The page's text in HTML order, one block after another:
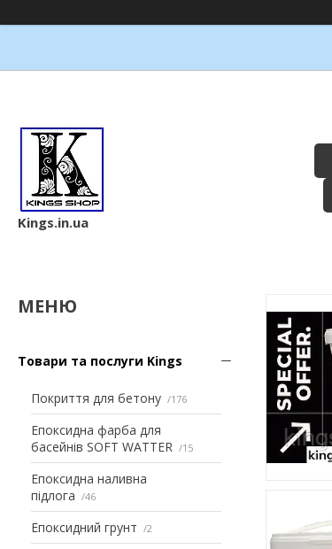
Kings.in.ua
Товари та послуги Kings
Покриття для бетону 176
Епоксидна фарба для
басейнів SOFT WATTER
15
Епоксидна наливна
підлога
46
Епоксидний грунт 2